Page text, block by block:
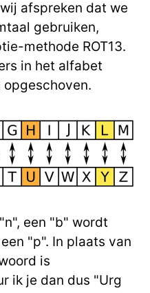
afspreken dat we
gebruiken,
methode ROT13.
in het alfabet
een "b" wordt
"p". In plaats van
is
ik je dan dus "Urg